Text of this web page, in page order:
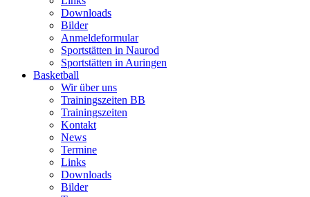
Downloads
Bilder
Anmeldeformular
Sportstätten in Naurod
Sportstätten in Auringen
Basketball
Wir über uns
Trainingszeiten BB
Trainingszeiten
Kontakt
News
Termine
Links
Downloads
Bilder